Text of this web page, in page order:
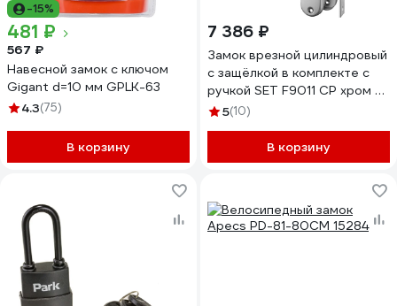
-15%
481 ₽
567 ₽
Навесной замок с ключом
Gigant d=10 мм GPLK-63
4.3(75)
В корзину
7 386 ₽
Замок врезной цилиндровый
с защёлкой в комплекте с
ручкой SET F9011 CP хром 5
кл. Fuaro 30637
5(10)
В корзину